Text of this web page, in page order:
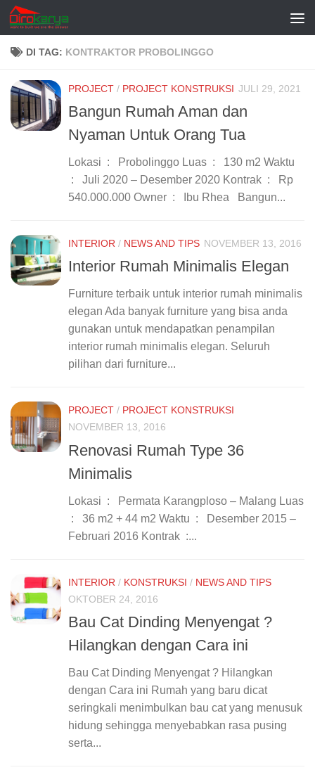
Skip to content
DI TAG: KONTRAKTOR PROBOLINGGO
PROJECT / PROJECT KONSTRUKSI JULI 29, 2021
Bangun Rumah Aman dan
Nyaman Untuk Orang Tua
Lokasi : Probolinggo Luas : 130 m2 Waktu
: Juli 2020 – Desember 2020 Kontrak : Rp
540.000.000 Owner : Ibu Rhea Bangun...
INTERIOR / NEWS AND TIPS NOVEMBER 13, 2016
Interior Rumah Minimalis Elegan
Furniture terbaik untuk interior rumah minimalis
elegan Ada banyak furniture yang bisa anda
gunakan untuk mendapatkan penampilan
interior rumah minimalis elegan. Seluruh
pilihan dari furniture...
PROJECT / PROJECT KONSTRUKSI
NOVEMBER 13, 2016
Renovasi Rumah Type 36
Minimalis
Lokasi : Permata Karangploso – Malang Luas
: 36 m2 + 44 m2 Waktu : Desember 2015 –
Februari 2016 Kontrak :...
INTERIOR / KONSTRUKSI / NEWS AND TIPS
OKTOBER 24, 2016
Bau Cat Dinding Menyengat ?
Hilangkan dengan Cara ini
Bau Cat Dinding Menyengat ? Hilangkan
dengan Cara ini Rumah yang baru dicat
seringkali menimbulkan bau cat yang menusuk
hidung sehingga menyebabkan rasa pusing
serta...